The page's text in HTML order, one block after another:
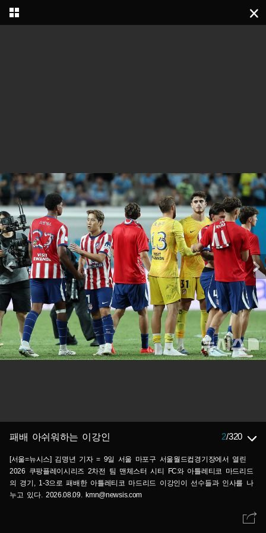
패배 아쉬워하는 이강인 2/320
[서울=뉴시스] 김명년 기자 = 9일 서울 마포구 서울월드컵경기장에서 열린
2026 쿠팡플레이시리즈 2차전 팀 맨체스터 시티 FC와 아틀레티코 마드리드
의 경기, 1-3으로 패배한 아틀레티코 마드리드 이강인이 선수들과 인사를 나
누고 있다. 2026.08.09. kmn@newsis.com